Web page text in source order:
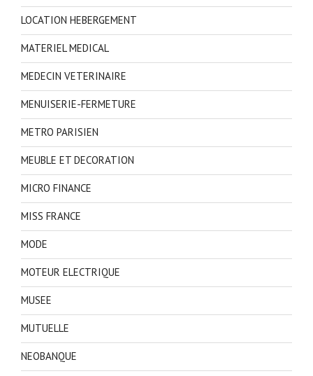
LOCATION HEBERGEMENT
MATERIEL MEDICAL
MEDECIN VETERINAIRE
MENUISERIE-FERMETURE
METRO PARISIEN
MEUBLE ET DECORATION
MICRO FINANCE
MISS FRANCE
MODE
MOTEUR ELECTRIQUE
MUSEE
MUTUELLE
NEOBANQUE